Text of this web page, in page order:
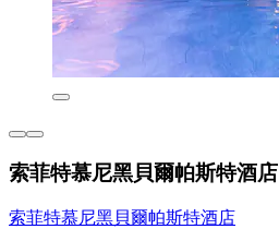
索菲特慕尼黑貝爾帕斯特酒店
索菲特慕尼黑貝爾帕斯特酒店